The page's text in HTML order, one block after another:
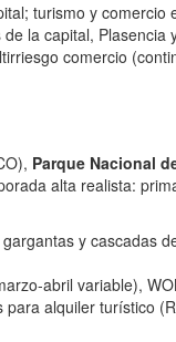
turismo y
la capital,
comercio
Parque Nacional
alta realista:
y cascadas
variable),
alquiler turístico